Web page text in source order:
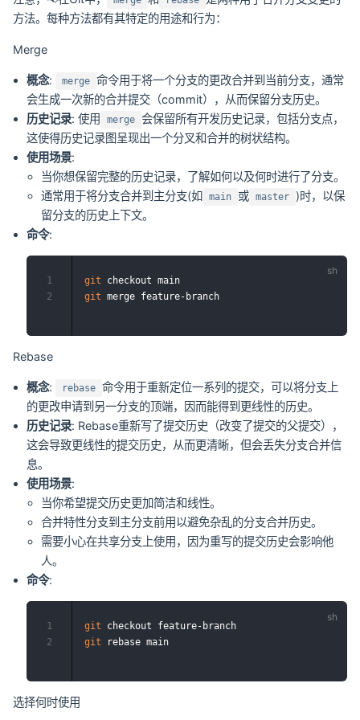
方法。每种方法都有其特定的用途和行为：
Merge
概念: merge 命令用于将一个分支的更改合并到当前分支，通常
会生成一次新的合并提交（commit），从而保留分支历史。
历史记录: 使用 merge 会保留所有开发历史记录，包括分支点，
这使得历史记录图呈现出一个分叉和合并的树状结构。
使用场景:
当你想保留完整的历史记录，了解如何以及何时进行了分支。
通常用于将分支合并到主分支(如
main 或 master
)时，以保
留分支的历史上下文。
命令:
git
git
1
2
Rebase
概念: rebase 命令用于重新定位一系列的提交，可以将分支上
的更改申请到另一分支的顶端，因而能得到更线性的历史。
历史记录: Rebase重新写了提交历史（改变了提交的父提交），
这会导致更线性的提交历史，从而更清晰，但会丢失分支合并信
息。
使用场景:
当你希望提交历史更加简洁和线性。
合并特性分支到主分支前用以避免杂乱的分支合并历史。
需要小心在共享分支上使用，因为重写的提交历史会影响他
人。
命令:
git
git
1
2
选择何时使用